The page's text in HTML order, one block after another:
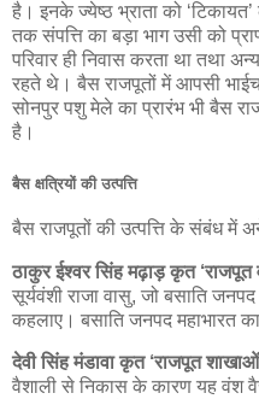
है। इनके ज्येष्ठ भ्राता को
तक संपत्ति का बड़ा भाग उसी को
परिवार ही निवास करता था तथा
रहते थे। बैस राजपूतों में आपसी
सोनपुर पशु मेले का प्रारंभ भी बैस
है।
बैस क्षत्रियों की उत्पत्ति
बैस राजपूतों की उत्पत्ति के संबंध
ठाकुर ईश्वर सिंह मढ़ाड़ कृत
सूर्यवंशी राजा वासु, जो बसाति
कहलाए। बसाति जनपद महाभारत
देवी सिंह मंडावा कृत ‘राजपूत
वैशाली से निकास के कारण यह वंश